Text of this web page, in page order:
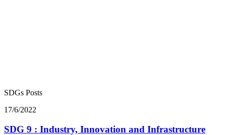
SDGs Posts
17/6/2022
SDG 9 : Industry, Innovation and Infrastructure